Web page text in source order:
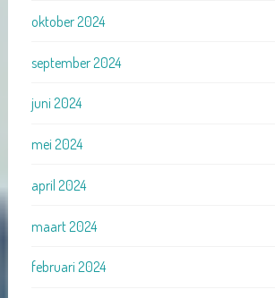
oktober 2024
september 2024
juni 2024
mei 2024
april 2024
maart 2024
februari 2024